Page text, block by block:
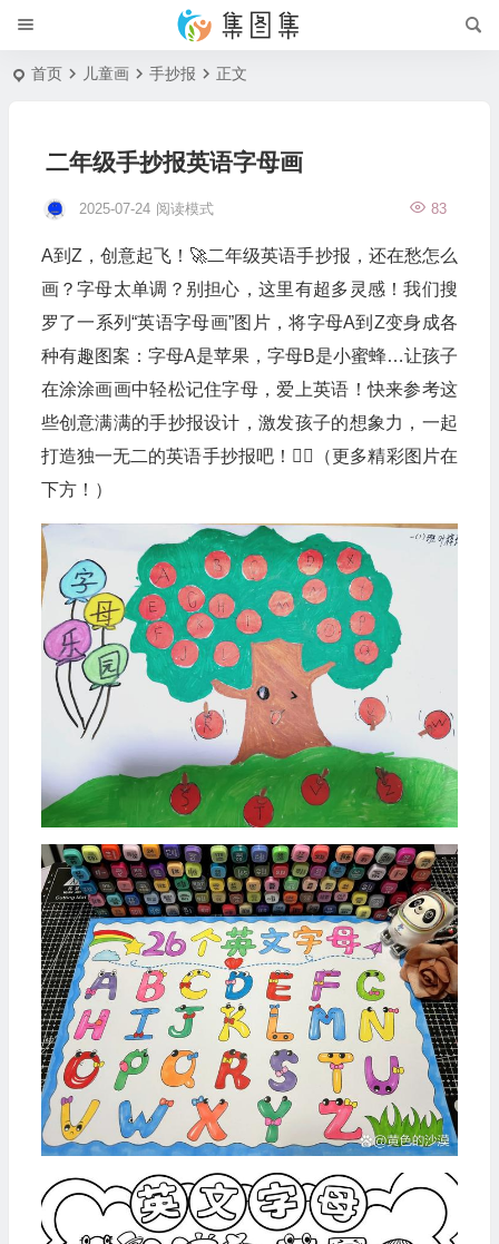
首页 儿童画 手抄报 正文
二年级手抄报英语字母画
2025-07-24 83
阅读模式
A到Z，创意起飞！🚀二年级英语手抄报，还在愁怎么
画？字母太单调？别担心，这里有超多灵感！我们搜
罗了一系列“英语字母画”图片，将字母A到Z变身成各
种有趣图案：字母A是苹果，字母B是小蜜蜂…让孩子
在涂涂画画中轻松记住字母，爱上英语！快来参考这
些创意满满的手抄报设计，激发孩子的想象力，一起
打造独一无二的英语手抄报吧！👇🏻（更多精彩图片在
下方！）